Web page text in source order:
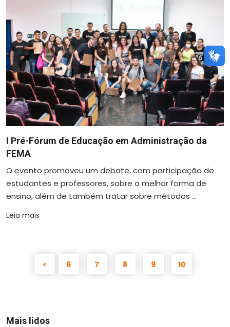
I Pré-Fórum de Educação em Administração da
FEMA
O evento promoveu um debate, com participação de
estudantes e professores, sobre a melhor forma de
ensino, além de também tratar sobre métodos ...
Leia mais
< 6 7 8 9 10
Mais lidos